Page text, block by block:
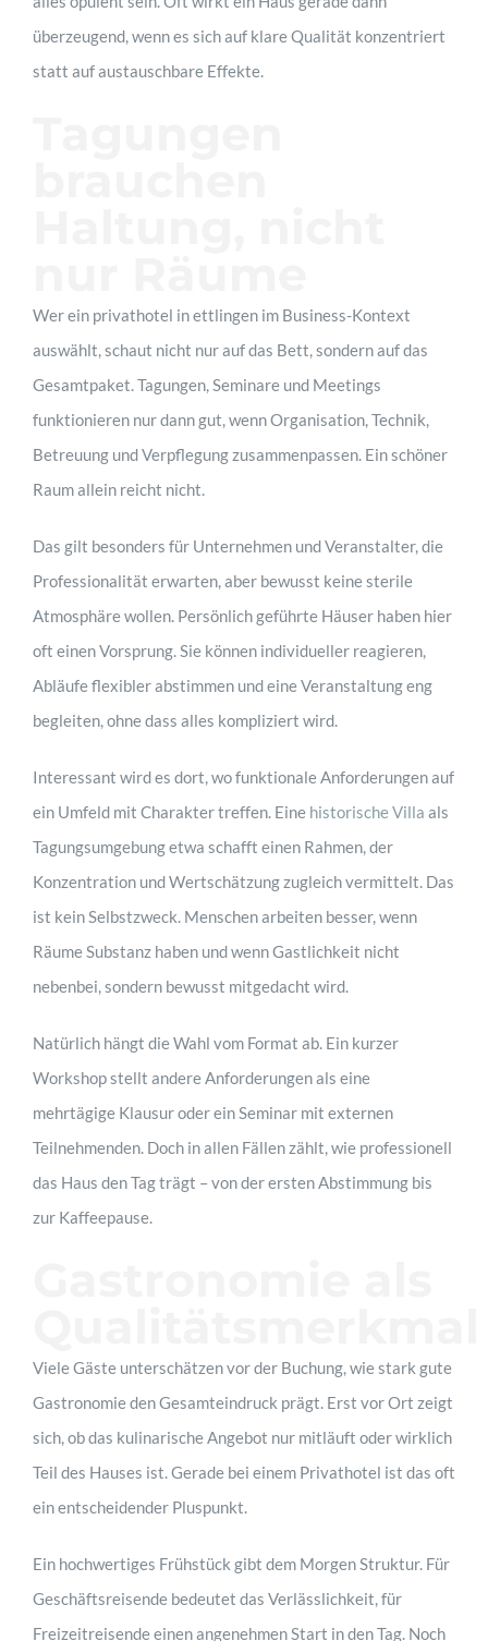
überzeugend, wenn es sich auf klare Qualität konzentriert
statt auf austauschbare Effekte.
Wer ein privathotel in ettlingen im Business-Kontext
auswählt, schaut nicht nur auf das Bett, sondern auf das
Gesamtpaket. Tagungen, Seminare und Meetings
funktionieren nur dann gut, wenn Organisation, Technik,
Betreuung und Verpflegung zusammenpassen. Ein schöner
Raum allein reicht nicht.
Das gilt besonders für Unternehmen und Veranstalter, die
Professionalität erwarten, aber bewusst keine sterile
Atmosphäre wollen. Persönlich geführte Häuser haben hier
oft einen Vorsprung. Sie können individueller reagieren,
Abläufe flexibler abstimmen und eine Veranstaltung eng
begleiten, ohne dass alles kompliziert wird.
Interessant wird es dort, wo funktionale Anforderungen auf
ein Umfeld mit Charakter treffen. Eine historische Villa als
Tagungsumgebung etwa schafft einen Rahmen, der
Konzentration und Wertschätzung zugleich vermittelt. Das
ist kein Selbstzweck. Menschen arbeiten besser, wenn
Räume Substanz haben und wenn Gastlichkeit nicht
nebenbei, sondern bewusst mitgedacht wird.
Natürlich hängt die Wahl vom Format ab. Ein kurzer
Workshop stellt andere Anforderungen als eine
mehrtägige Klausur oder ein Seminar mit externen
Teilnehmenden. Doch in allen Fällen zählt, wie professionell
das Haus den Tag trägt – von der ersten Abstimmung bis
zur Kaffeepause.
Viele Gäste unterschätzen vor der Buchung, wie stark gute
Gastronomie den Gesamteindruck prägt. Erst vor Ort zeigt
sich, ob das kulinarische Angebot nur mitläuft oder wirklich
Teil des Hauses ist. Gerade bei einem Privathotel ist das oft
ein entscheidender Pluspunkt.
Ein hochwertiges Frühstück gibt dem Morgen Struktur. Für
Geschäftsreisende bedeutet das Verlässlichkeit, für
Freizeitreisende einen angenehmen Start in den Tag. Noch